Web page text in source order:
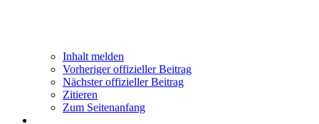
Inhalt melden
Vorheriger offizieller Beitrag
Nächster offizieller Beitrag
Zitieren
Zum Seitenanfang